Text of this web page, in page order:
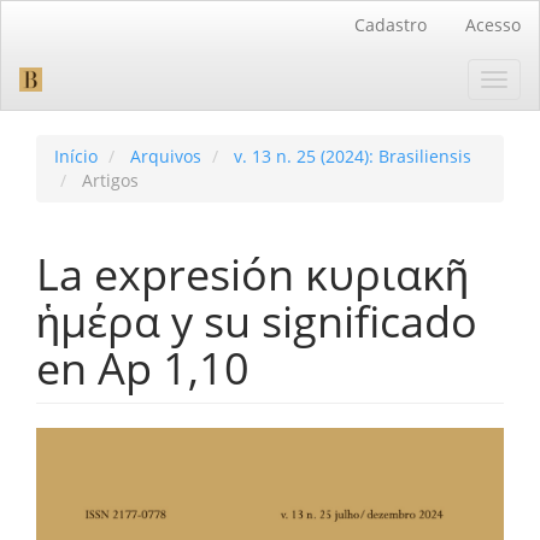
Barra
Cadastro Acesso
Início Arquivos
v. 13 n. 25 (2024): Brasiliensis
Artigos
La expresión κυριακῆ
ἡμέρα y su significado
en Ap 1,10